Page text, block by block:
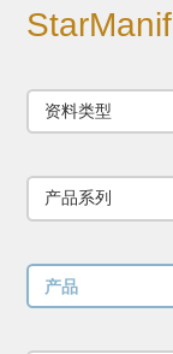
资料类型
产品系列
产品